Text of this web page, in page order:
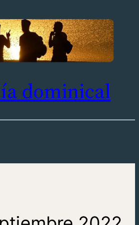
dominical